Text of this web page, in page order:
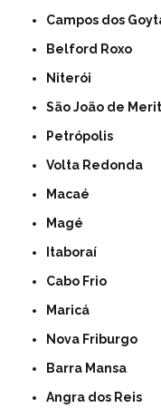
Campos dos
Belford Roxo
Niterói
São João de
Petrópolis
Volta Redonda
Macaé
Magé
Itaboraí
Cabo Frio
Maricá
Nova Friburgo
Barra Mansa
Angra dos Reis